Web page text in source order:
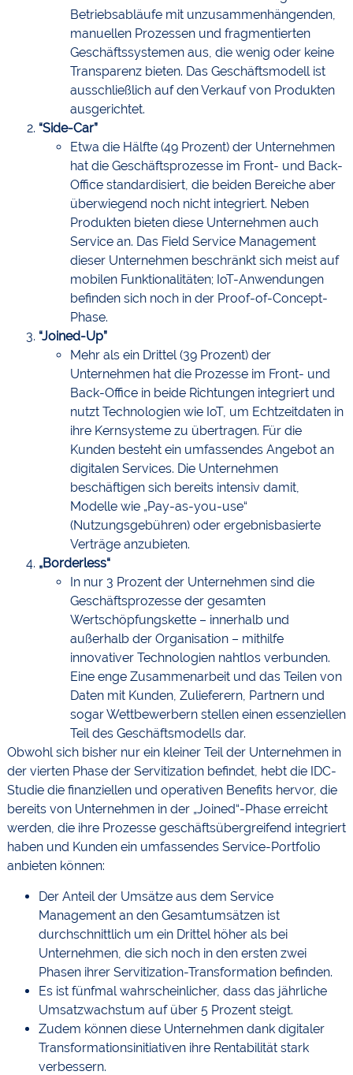
Betriebsabläufe mit unzusammenhängenden,
manuellen Prozessen und fragmentierten
Geschäftssystemen aus, die wenig oder keine
Transparenz bieten. Das Geschäftsmodell ist
ausschließlich auf den Verkauf von Produkten
ausgerichtet.
“Side-Car”
Etwa die Hälfte (49 Prozent) der Unternehmen
hat die Geschäftsprozesse im Front- und Back-
Office standardisiert, die beiden Bereiche aber
überwiegend noch nicht integriert. Neben
Produkten bieten diese Unternehmen auch
Service an. Das Field Service Management
dieser Unternehmen beschränkt sich meist auf
mobilen Funktionalitäten; IoT-Anwendungen
befinden sich noch in der Proof-of-Concept-
Phase.
“Joined-Up”
Mehr als ein Drittel (39 Prozent) der
Unternehmen hat die Prozesse im Front- und
Back-Office in beide Richtungen integriert und
nutzt Technologien wie IoT, um Echtzeitdaten in
ihre Kernsysteme zu übertragen. Für die
Kunden besteht ein umfassendes Angebot an
digitalen Services. Die Unternehmen
beschäftigen sich bereits intensiv damit,
Modelle wie „Pay-as-you-use“
(Nutzungsgebühren) oder ergebnisbasierte
Verträge anzubieten.
„Borderless“
In nur 3 Prozent der Unternehmen sind die
Geschäftsprozesse der gesamten
Wertschöpfungskette – innerhalb und
außerhalb der Organisation – mithilfe
innovativer Technologien nahtlos verbunden.
Eine enge Zusammenarbeit und das Teilen von
Daten mit Kunden, Zulieferern, Partnern und
sogar Wettbewerbern stellen einen essenziellen
Teil des Geschäftsmodells dar.
Obwohl sich bisher nur ein kleiner Teil der Unternehmen in
der vierten Phase der Servitization befindet, hebt die IDC-
Studie die finanziellen und operativen Benefits hervor, die
bereits von Unternehmen in der „Joined“-Phase erreicht
werden, die ihre Prozesse geschäftsübergreifend integriert
haben und Kunden ein umfassendes Service-Portfolio
anbieten können:
Der Anteil der Umsätze aus dem Service
Management an den Gesamtumsätzen ist
durchschnittlich um ein Drittel höher als bei
Unternehmen, die sich noch in den ersten zwei
Phasen ihrer Servitization-Transformation befinden.
Es ist fünfmal wahrscheinlicher, dass das jährliche
Umsatzwachstum auf über 5 Prozent steigt.
Zudem können diese Unternehmen dank digitaler
Transformationsinitiativen ihre Rentabilität stark
verbessern.